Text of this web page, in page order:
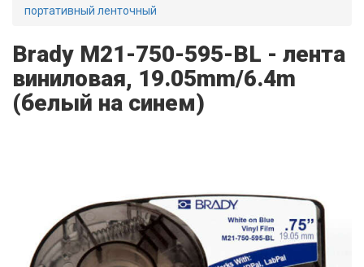
портативный ленточный
Brady M21-750-595-BL - лента
виниловая, 19.05mm/6.4m
(белый на синем)